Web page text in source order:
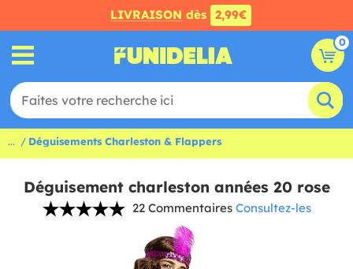
LIVRAISON dès 2,99€
0
... Déguisements Charleston & Flappers
Déguisement charleston années 20 rose
22 Commentaires Consultez-les